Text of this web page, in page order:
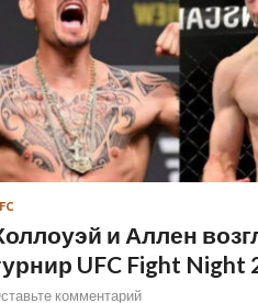
и Аллен
UFC Fight Night
комментарий